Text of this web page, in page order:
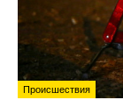
Происшествия